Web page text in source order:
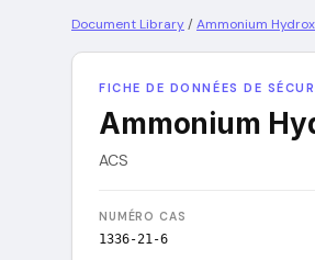
Document Library/Ammonium
FICHE DE DONNÉES DE
Ammonium
ACS
NUMÉRO CAS
1336-21-6